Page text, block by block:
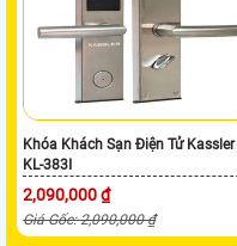
Khóa Khách Sạn Điện Tử Kassler
KL-383I
2,090,000 ₫
Giá Gốc: 2,090,000 ₫